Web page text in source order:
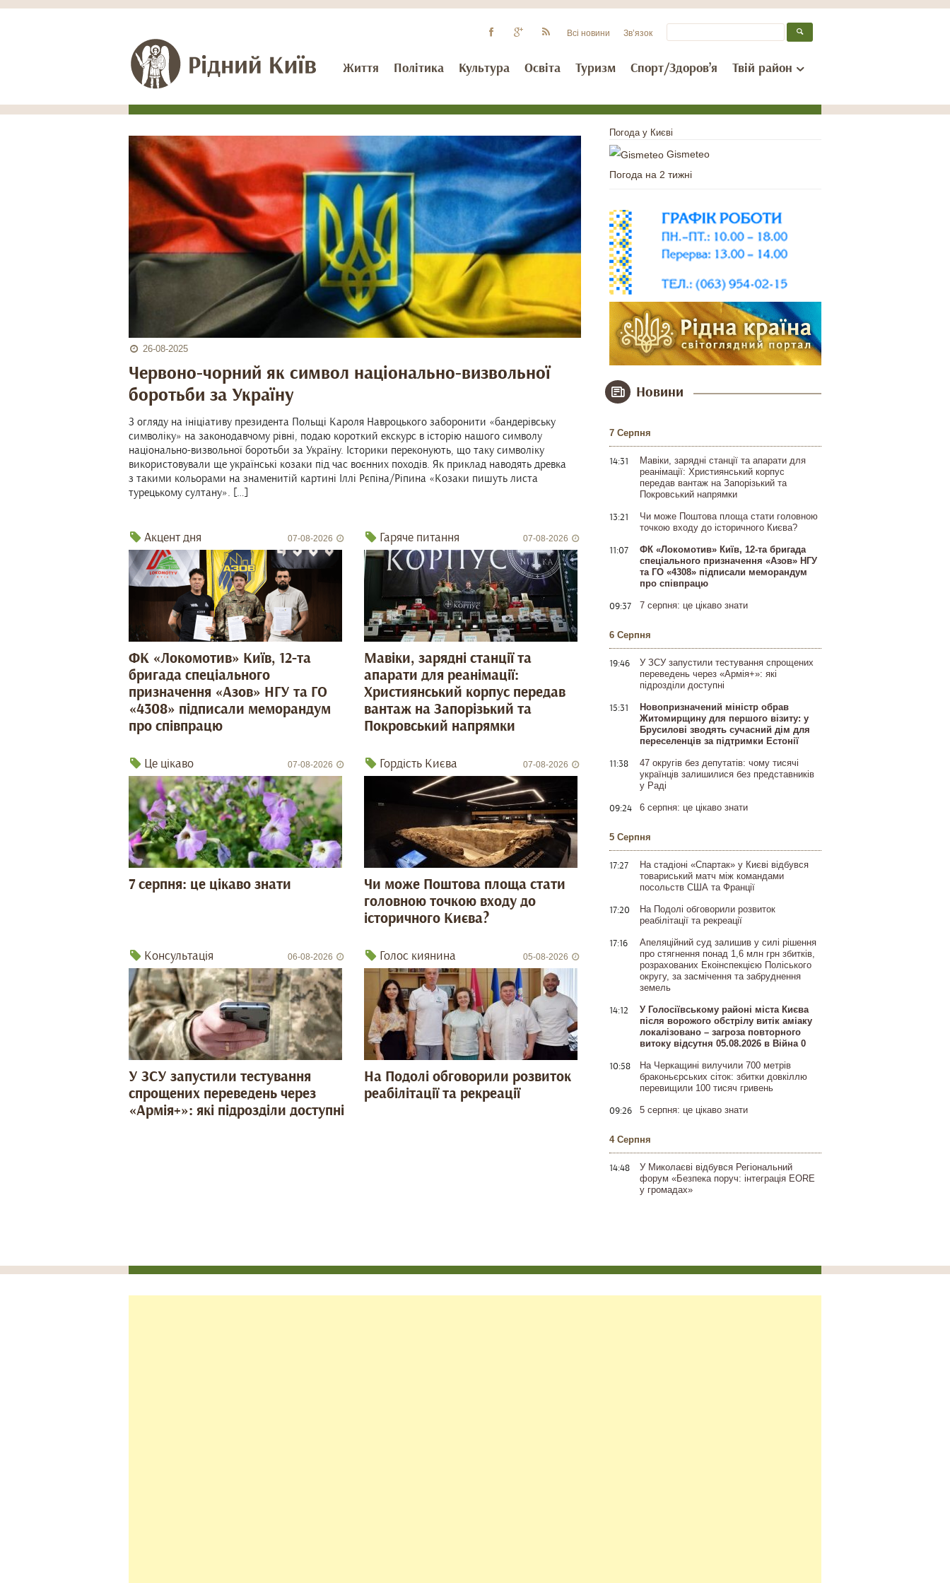
Життя Політика Культура Освіта Туризм Спорт/Здоров’я Твій район
Всі новини Зв’язок
26-08-2025
Червоно-чорний як символ національно-визвольної
боротьби за Україну
З огляду на ініціативу президента Польщі Кароля Навроцького заборонити «бандерівську
символіку» на законодавчому рівні, подаю короткий екскурс в історію нашого символу
національно-визвольної боротьби за Україну. Історики переконують, що таку символіку
використовували ще українські козаки під час воєнних походів. Як приклад наводять древка
з такими кольорами на знаменитій картині Іллі Рєпіна/Ріпина «Козаки пишуть листа
турецькому султану». […]
Акцент дня 07-08-2026
ФК «Локомотив» Київ, 12-та
бригада спеціального
призначення «Азов» НГУ та ГО
«4308» підписали меморандум
про співпрацю
Гаряче питання 07-08-2026
Мавіки, зарядні станції та
апарати для реанімації:
Християнський корпус передав
вантаж на Запорізький та
Покровський напрямки
Це цікаво 07-08-2026
7 серпня: це цікаво знати
Гордість Києва 07-08-2026
Чи може Поштова площа стати
головною точкою входу до
історичного Києва?
Консультація 06-08-2026
У ЗСУ запустили тестування
спрощених переведень через
«Армія+»: які підрозділи доступні
Голос киянина 05-08-2026
На Подолі обговорили розвиток
реабілітації та рекреації
Погода у Києві
Gismeteo
Погода на 2 тижні
Новини
7 Серпня
14:31
Мавіки, зарядні станції та апарати для
реанімації: Християнський корпус
передав вантаж на Запорізький та
Покровський напрямки
13:21
Чи може Поштова площа стати головною
точкою входу до історичного Києва?
11:07
ФК «Локомотив» Київ, 12-та бригада
спеціального призначення «Азов» НГУ
та ГО «4308» підписали меморандум
про співпрацю
09:37 7 серпня: це цікаво знати
6 Серпня
19:46
У ЗСУ запустили тестування спрощених
переведень через «Армія+»: які
підрозділи доступні
15:31
Новопризначений міністр обрав
Житомирщину для першого візиту: у
Брусилові зводять сучасний дім для
переселенців за підтримки Естонії
11:38
47 округів без депутатів: чому тисячі
українців залишилися без представників
у Раді
09:24 6 серпня: це цікаво знати
5 Серпня
17:27
На стадіоні «Спартак» у Києві відбувся
товариський матч між командами
посольств США та Франції
17:20
На Подолі обговорили розвиток
реабілітації та рекреації
17:16
Апеляційний суд залишив у силі рішення
про стягнення понад 1,6 млн грн збитків,
розрахованих Екоінспекцією Поліського
округу, за засмічення та забруднення
земель
14:12
У Голосіївському районі міста Києва
після ворожого обстрілу витік аміаку
локалізовано – загроза повторного
витоку відсутня 05.08.2026 в Війна 0
10:58
На Черкащині вилучили 700 метрів
браконьєрських сіток: збитки довкіллю
перевищили 100 тисяч гривень
09:26 5 серпня: це цікаво знати
4 Серпня
14:48
У Миколаєві відбувся Регіональний
форум «Безпека поруч: інтеграція EORE
у громадах»